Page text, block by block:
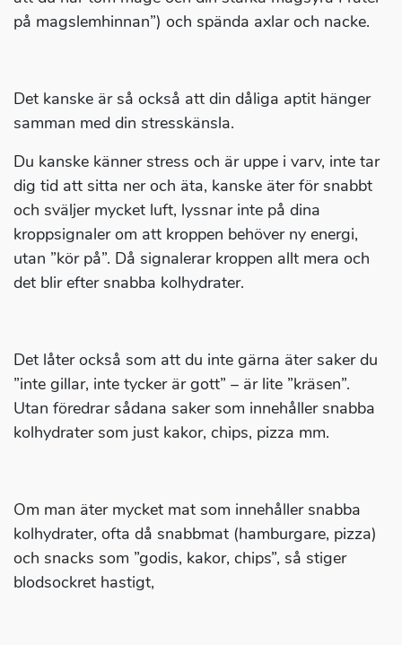
på magslemhinnan”) och spända axlar och nacke.
Det kanske är så också att din dåliga aptit hänger
samman med din stresskänsla.
Du kanske känner stress och är uppe i varv, inte tar
dig tid att sitta ner och äta, kanske äter för snabbt
och sväljer mycket luft, lyssnar inte på dina
kroppsignaler om att kroppen behöver ny energi,
utan ”kör på”. Då signalerar kroppen allt mera och
det blir efter snabba kolhydrater.
Det låter också som att du inte gärna äter saker du
”inte gillar, inte tycker är gott” – är lite ”kräsen”.
Utan föredrar sådana saker som innehåller snabba
kolhydrater som just kakor, chips, pizza mm.
Om man äter mycket mat som innehåller snabba
kolhydrater, ofta då snabbmat (hamburgare, pizza)
och snacks som ”godis, kakor, chips”, så stiger
blodsockret hastigt,